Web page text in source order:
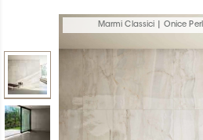
Marmi Classici | Onice